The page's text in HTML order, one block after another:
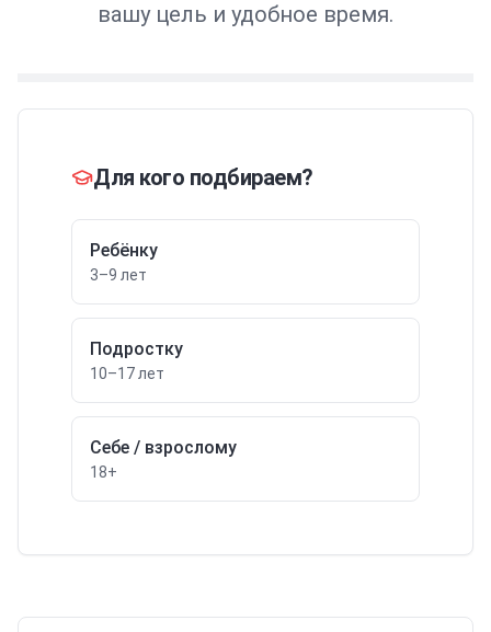
вашу цель и удобное время.
Для кого подбираем?
Ребёнку
3–9 лет
Подростку
10–17 лет
Себе / взрослому
18+